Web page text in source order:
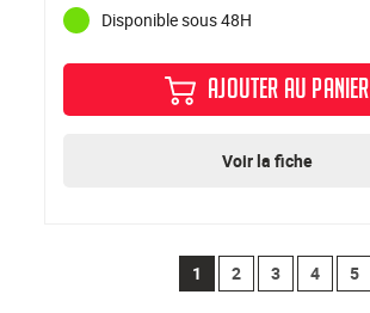
Disponible sous 48H
AJOUTER AU PANIER
Voir la fiche
1 2 3 4 5